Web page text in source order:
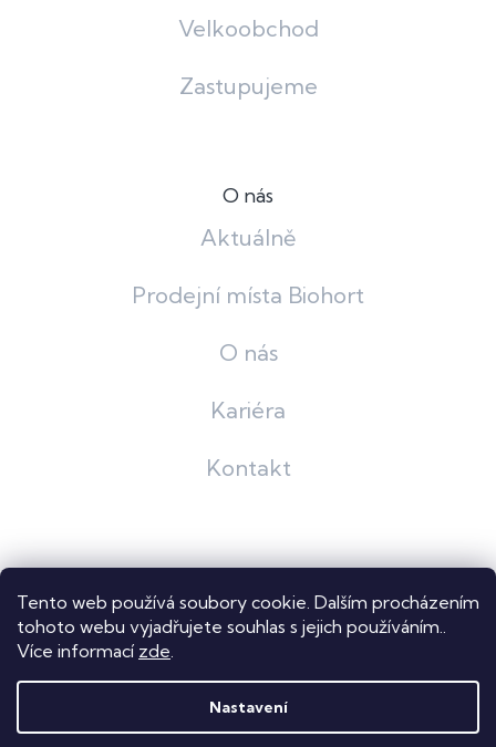
Tento web používá soubory cookie. Dalším procházením
tohoto webu vyjadřujete souhlas s jejich používáním..
Více informací zde.
Nastavení
Velkoobchod
Zastupujeme
O nás
Aktuálně
Prodejní místa Biohort
O nás
Kariéra
Kontakt
Shoptet
Copyright 2026Dastech s.r.o.. Všechna práva vyhrazena.
Upravit nastavení cookies